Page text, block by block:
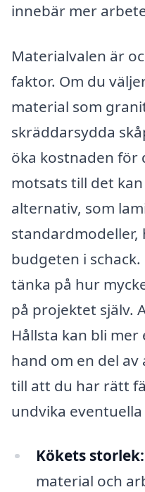
innebär mer
Materialvalen är
faktor. Om du
material som
skräddarsydda
öka kostnaden för
motsats till det
alternativ, som
standardmodeller,
budgeten i
tänka på hur
på projektet själv.
Hållsta kan bli
hand om en del av
till att du har rätt
undvika
Kökets storlek:
material och